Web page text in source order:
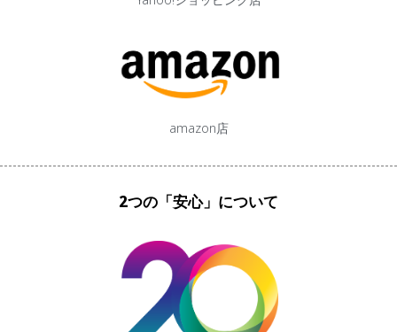
amazon店
2つの「安心」について